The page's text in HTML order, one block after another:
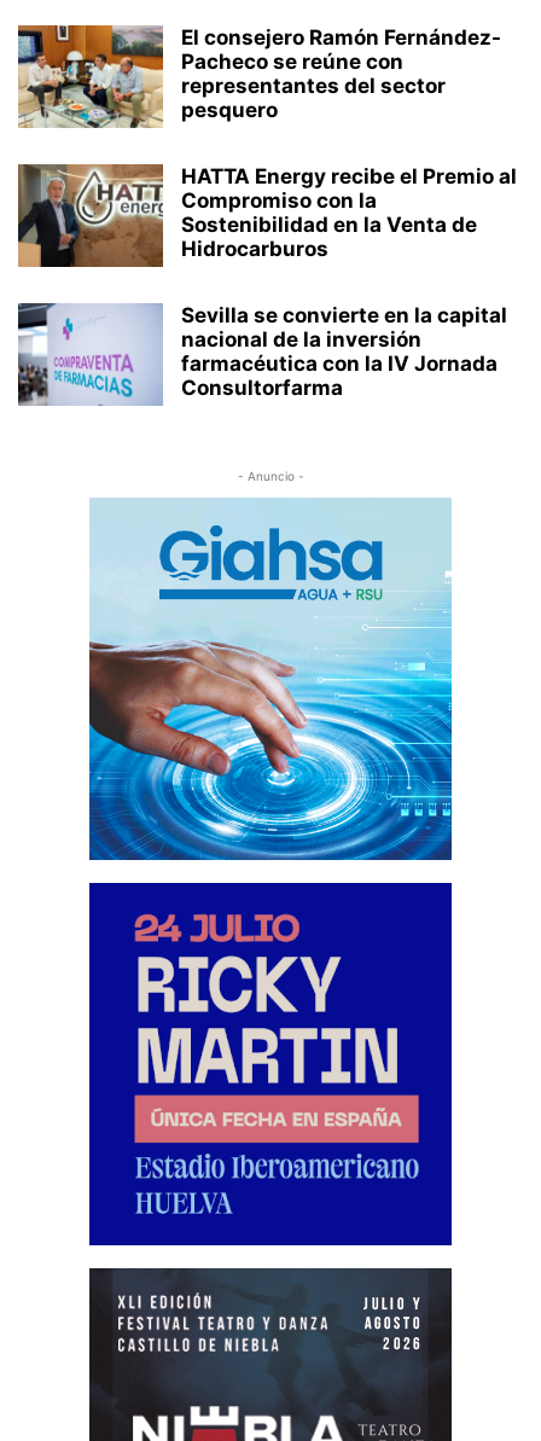
El consejero Ramón Fernández-
Pacheco se reúne con
representantes del sector
pesquero
HATTA Energy recibe el Premio al
Compromiso con la
Sostenibilidad en la Venta de
Hidrocarburos
Sevilla se convierte en la capital
nacional de la inversión
farmacéutica con la IV Jornada
Consultorfarma
- Anuncio -